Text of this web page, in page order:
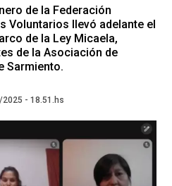
de la Federación
Voluntarios llevó adelante el
de la Ley Micaela,
de la Asociación de
Sarmiento.
- 18.51.hs